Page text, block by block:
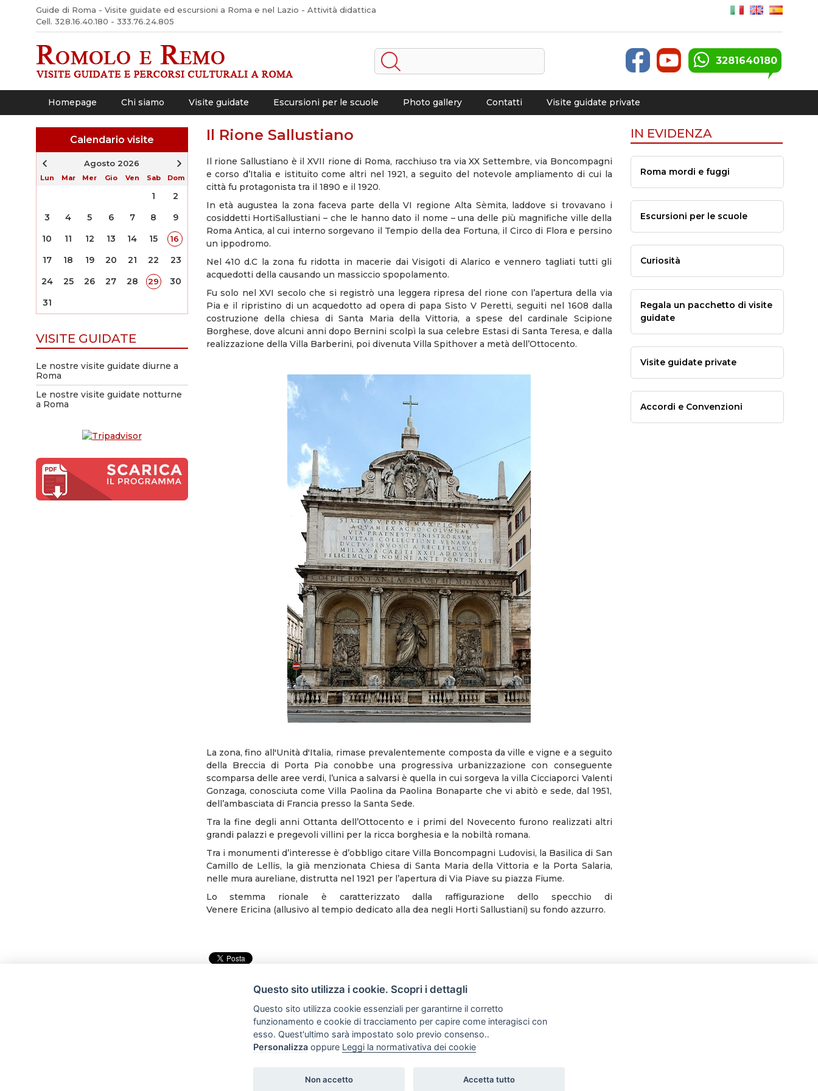
Guide di Roma - Visite guidate ed escursioni a Roma e nel Lazio - Attività didattica
Cell. 328.16.40.180 - 333.76.24.805
3281640180
Homepage Chi siamo Visite guidate Escursioni per le scuole Photo gallery Contatti Visite guidate private
Calendario visite
Agosto 2026
Lun Mar Mer Gio Ven Sab Dom
1
2
3
4 5 6 7 8
9
10
11 12 13 14 15 16
17 18 19 20 21 22
23
24
25 26 27 28 29
30
31
VISITE GUIDATE
Le nostre visite guidate diurne a
Roma
Le nostre visite guidate notturne
a Roma
Il Rione Sallustiano
Il rione Sallustiano è il XVII rione di Roma, racchiuso tra via XX Settembre, via Boncompagni
e corso d’Italia e istituito come altri nel 1921, a seguito del notevole ampliamento di cui la
città fu protagonista tra il 1890 e il 1920.
In età augustea la zona faceva parte della VI regione Alta Sèmita, laddove si trovavano i
cosiddetti HortiSallustiani – che le hanno dato il nome – una delle più magnifiche ville della
Roma Antica, al cui interno sorgevano il Tempio della dea Fortuna, il Circo di Flora e persino
un ippodromo.
Nel 410 d.C la zona fu ridotta in macerie dai Visigoti di Alarico e vennero tagliati tutti gli
acquedotti della causando un massiccio spopolamento.
Fu solo nel XVI secolo che si registrò una leggera ripresa del rione con l’apertura della via
Pia e il ripristino di un acquedotto ad opera di papa Sisto V Peretti, seguiti nel 1608 dalla
costruzione della chiesa di Santa Maria della Vittoria, a spese del cardinale Scipione
Borghese, dove alcuni anni dopo Bernini scolpì la sua celebre Estasi di Santa Teresa, e dalla
realizzazione della Villa Barberini, poi divenuta Villa Spithover a metà dell’Ottocento.
La zona, fino all'Unità d'Italia, rimase prevalentemente composta da ville e vigne e a seguito
della Breccia di Porta Pia conobbe una progressiva urbanizzazione con conseguente
scomparsa delle aree verdi, l’unica a salvarsi è quella in cui sorgeva la villa Cicciaporci Valenti
Gonzaga, conosciuta come Villa Paolina da Paolina Bonaparte che vi abitò e sede, dal 1951,
dell’ambasciata di Francia presso la Santa Sede.
Tra la fine degli anni Ottanta dell’Ottocento e i primi del Novecento furono realizzati altri
grandi palazzi e pregevoli villini per la ricca borghesia e la nobiltà romana.
Tra i monumenti d’interesse è d’obbligo citare Villa Boncompagni Ludovisi, la Basilica di San
Camillo de Lellis, la già menzionata Chiesa di Santa Maria della Vittoria e la Porta Salaria,
nelle mura aureliane, distrutta nel 1921 per l’apertura di Via Piave su piazza Fiume.
Lo stemma rionale è caratterizzato dalla raffigurazione dello specchio di
Venere Ericina (allusivo al tempio dedicato alla dea negli Horti Sallustiani) su fondo azzurro.
IN EVIDENZA
Roma mordi e fuggi
Escursioni per le scuole
Curiosità
Regala un pacchetto di visite
guidate
Visite guidate private
Accordi e Convenzioni
ven 10-18 P.IVA 11469701004 di Daniela Tidei
Questo sito utilizza i cookie. Scopri i dettagli
Questo sito utilizza cookie essenziali per garantirne il corretto
funzionamento e cookie di tracciamento per capire come interagisci con
esso. Quest'ultimo sarà impostato solo previo consenso..
Personalizza oppure Leggi la normativativa dei cookie
Non accetto Accetta tutto